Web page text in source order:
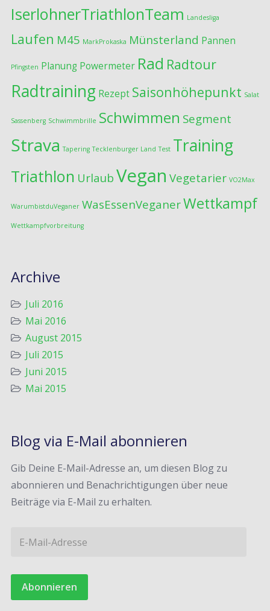
IserlohnerTriathlonTeam Landesliga
Laufen M45 MarkProkaska Münsterland Pannen
Pfingsten Planung Powermeter Rad Radtour
Radtraining Rezept Saisonhöhepunkt Salat
Sassenberg Schwimmbrille Schwimmen Segment
Strava Tapering Tecklenburger Land Test Training
Triathlon Urlaub Vegan Vegetarier VO2Max
WarumbistduVeganer WasEssenVeganerWettkampf
Wettkampfvorbreitung
Archive
Juli 2016
Mai 2016
August 2015
Juli 2015
Juni 2015
Mai 2015
Blog via E-Mail abonnieren
Gib Deine E-Mail-Adresse an, um diesen Blog zu
abonnieren und Benachrichtigungen über neue
Beiträge via E-Mail zu erhalten.
i